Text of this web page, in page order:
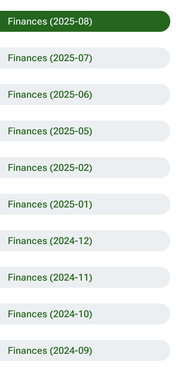
Finances (2025-08)
Finances (2025-07)
Finances (2025-06)
Finances (2025-05)
Finances (2025-02)
Finances (2025-01)
Finances (2024-12)
Finances (2024-11)
Finances (2024-10)
Finances (2024-09)